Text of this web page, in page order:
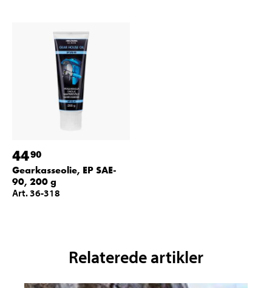
4490
Gearkasseolie, EP SAE-
90, 200 g
Art. 36-318
Relaterede artikler